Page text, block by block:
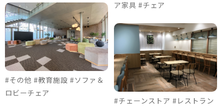
#その他 #教育施設 #ソファ＆
ロビーチェア
ア家具 #チェア
#チェーンストア #レストラン